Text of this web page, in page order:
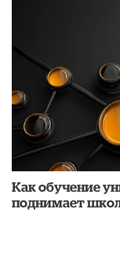
​Как обучение
поднимает